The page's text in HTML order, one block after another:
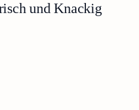
und Knackig